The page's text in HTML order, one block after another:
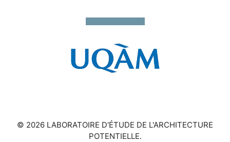
© 2026 LABORATOIRE D'ÉTUDE DE L'ARCHITECTURE
POTENTIELLE.